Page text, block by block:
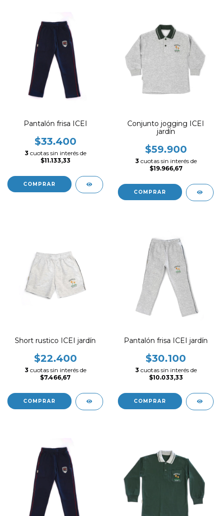
Pantalón frisa ICEI
$33.400
3 cuotas sin interés de
$11.133,33
COMPRAR
Conjunto jogging ICEI
jardín
$59.900
3 cuotas sin interés de
$19.966,67
COMPRAR
Short rustico ICEI jardín
$22.400
3 cuotas sin interés de
$7.466,67
COMPRAR
Pantalón frisa ICEI jardín
$30.100
3 cuotas sin interés de
$10.033,33
COMPRAR